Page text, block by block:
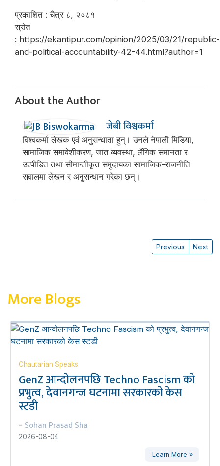
प्रकाशित : चैत्र ८, २०८१
स्रोत
: https://ekantipur.com/opinion/2025/03/21/republic-
and-political-accountability-42-44.html?author=1
About the Author
जेबी विश्वकर्मा
विश्वकर्मा लेखक एवं अनुसन्धाता हुन्। उनले नेपाली मिडिया,
सामाजिक समावेशीकरण, जात व्यवस्था, लैंगिक समानता र
उत्पीडित तथा सीमान्तीकृत समुदायका सामाजिक-राजनीति
सवालमा लेखन र अनुसन्धान गरेका छन्।
Previous Next
More Blogs
Chautarian Speaks
GenZ आन्दोलनपछि Techno Fascism को
प्रभुत्व, देवानगन्ज घटनामा सरकारको केस
स्टडी
- Sohan Prasad Sha
2026-08-04
Learn More »